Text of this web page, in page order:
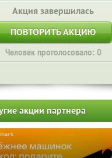
Акция завершилась
ПОВТОРИТЬ АКЦИЮ
Человек проголосовало: 0
акции партнера